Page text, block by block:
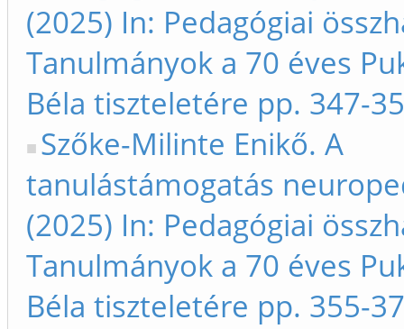
(2025) In: Pedagógiai
Tanulmányok a 70 éves
Béla tiszteletére pp. 347-
Szőke-Milinte Enikő. A
tanulástámogatás
(2025) In: Pedagógiai
Tanulmányok a 70 éves
Béla tiszteletére pp. 355-